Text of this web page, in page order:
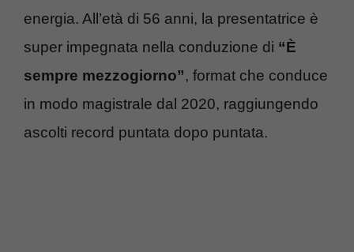
energia. All’età di 56 anni, la presentatrice è
super impegnata nella conduzione di “È
sempre mezzogiorno”, format che conduce
in modo magistrale dal 2020, raggiungendo
ascolti record puntata dopo puntata.